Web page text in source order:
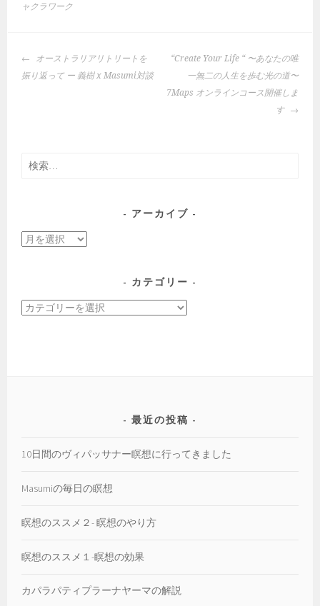
ャクラワーク
投
稿
シ
ョ
オーストラリアリトリートを
振り返って ー 義樹 x Masumi対談
“Create Your Life “ 〜あなたの唯
一無二の人生を歩む光の道〜
7Maps オンラインコース開催しま
す
検
アーカイブ
ア
ブ
カテゴリー
カ
最近の投稿
10日間のヴィパッサナー瞑想に行ってきました
Masumiの毎日の瞑想
瞑想のススメ２- 瞑想のやり方
瞑想のススメ１-瞑想の効果
カパラパティプラーナヤーマの解説